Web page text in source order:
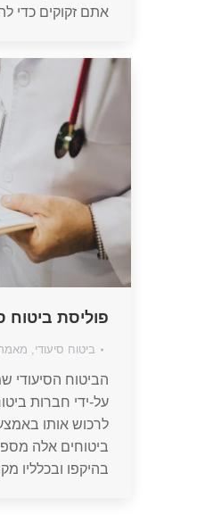
אתם זקוקים כדי
פוליסת ביטוח
ביטוח סיעודי,
הביטוח הסיעודי
על-ידי חברות
לרכוש אותו
ביטוחים אלה
בהיקפו ובכלליו